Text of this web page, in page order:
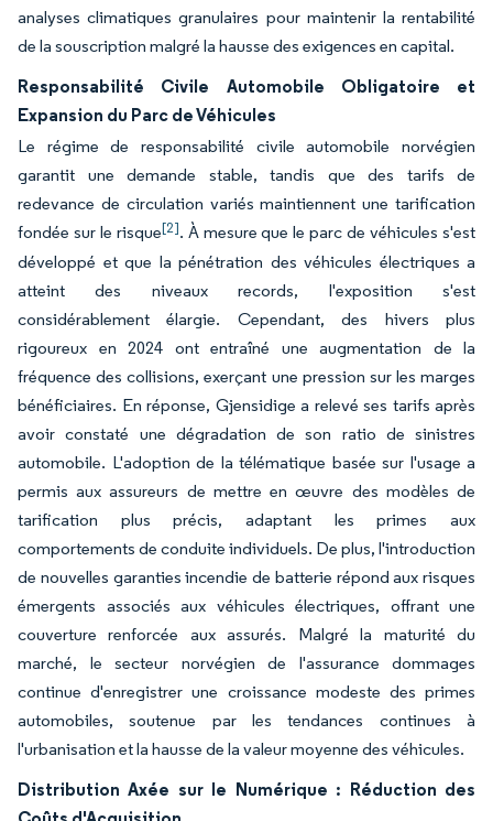
analyses climatiques granulaires pour maintenir la rentabilité
de la souscription malgré la hausse des exigences en capital.
Responsabilité Civile Automobile Obligatoire et
Expansion du Parc de Véhicules
Le régime de responsabilité civile automobile norvégien
garantit une demande stable, tandis que des tarifs de
redevance de circulation variés maintiennent une tarification
fondée sur le risque[2]. À mesure que le parc de véhicules s'est
développé et que la pénétration des véhicules électriques a
atteint des niveaux records, l'exposition s'est
considérablement élargie. Cependant, des hivers plus
rigoureux en 2024 ont entraîné une augmentation de la
fréquence des collisions, exerçant une pression sur les marges
bénéficiaires. En réponse, Gjensidige a relevé ses tarifs après
avoir constaté une dégradation de son ratio de sinistres
automobile. L'adoption de la télématique basée sur l'usage a
permis aux assureurs de mettre en œuvre des modèles de
tarification plus précis, adaptant les primes aux
comportements de conduite individuels. De plus, l'introduction
de nouvelles garanties incendie de batterie répond aux risques
émergents associés aux véhicules électriques, offrant une
couverture renforcée aux assurés. Malgré la maturité du
marché, le secteur norvégien de l'assurance dommages
continue d'enregistrer une croissance modeste des primes
automobiles, soutenue par les tendances continues à
l'urbanisation et la hausse de la valeur moyenne des véhicules.
Distribution Axée sur le Numérique : Réduction des